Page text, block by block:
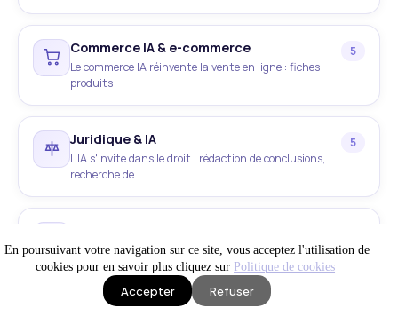
En poursuivant votre navigation sur ce site, vous acceptez l'utilisation de
cookies pour en savoir plus cliquez sur Politique de cookies
Accepter Refuser
Commerce IA & e-commerce
Le commerce IA réinvente la vente en ligne : fiches
produits
5
Juridique & IA
L'IA s'invite dans le droit : rédaction de conclusions,
recherche de
5
Le marketing IA transforme l'acquisition : stratégie
de contenu, génération de
Site WEB visible